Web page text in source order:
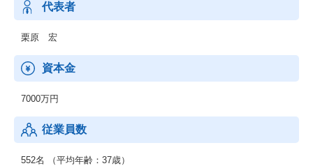
代表者
栗原 宏
資本金
7000万円
従業員数
552名 （平均年齢：37歳）